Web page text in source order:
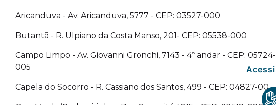
Aricanduva - Av. Aricanduva, 5777 - CEP: 03527-000
Butantã - R. Ulpiano da Costa Manso, 201- CEP: 05538-000
Campo Limpo - Av. Giovanni Gronchi, 7143 - 4º andar - CEP: 05724-
005
Capela do Socorro - R. Cassiano dos Santos, 499 - CEP: 04827-00